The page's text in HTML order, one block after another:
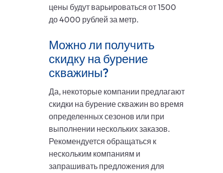
цены будут варьироваться от 1500
до 4000 рублей за метр.
Можно ли получить
скидку на бурение
скважины?
Да, некоторые компании предлагают
скидки на бурение скважин во время
определенных сезонов или при
выполнении нескольких заказов.
Рекомендуется обращаться к
нескольким компаниям и
запрашивать предложения для